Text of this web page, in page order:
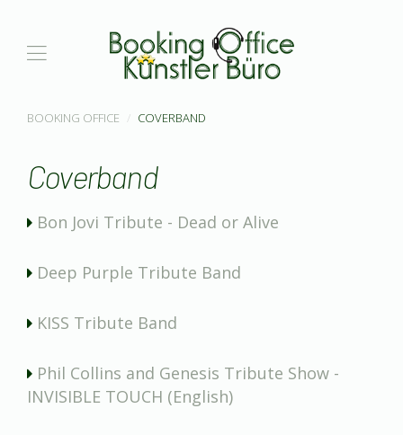
BOOKING OFFICE COVERBAND
Coverband
Bon Jovi Tribute - Dead or Alive
Deep Purple Tribute Band
KISS Tribute Band
Phil Collins and Genesis Tribute Show -
INVISIBLE TOUCH (English)